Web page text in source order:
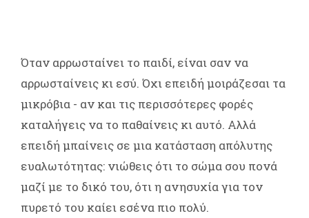
Όταν αρρωσταίνει το παιδί, είναι σαν να
αρρωσταίνεις κι εσύ. Όχι επειδή μοιράζεσαι τα
μικρόβια - αν και τις περισσότερες φορές
καταλήγεις να το παθαίνεις κι αυτό. Αλλά
επειδή μπαίνεις σε μια κατάσταση απόλυτης
ευαλωτότητας: νιώθεις ότι το σώμα σου πονά
μαζί με το δικό του, ότι η ανησυχία για τον
πυρετό του καίει εσένα πιο πολύ.